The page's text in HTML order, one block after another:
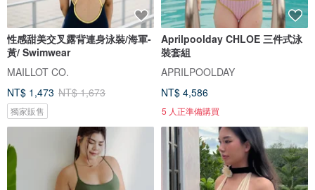
性感甜美交叉露背連身泳裝/海軍-
黃/ Swimwear
MAILLOT CO.
NT$ 1,473 NT$ 1,673
獨家販售
Aprilpoolday CHLOE 三件式泳
裝套組
APRILPOOLDAY
NT$ 4,586
5 人正準備購買